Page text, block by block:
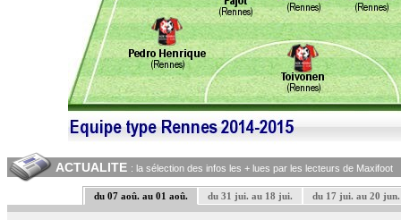
ACTUALITE : la sélection des infos les + lues par les lecteurs de Maxifoot
du 07 aoû. au 01 aoû. du 31 jui. au 18 jui. du 17 jui. au 20 jun.